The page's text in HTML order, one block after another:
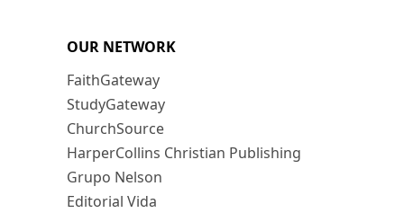
OUR NETWORK
FaithGateway
StudyGateway
ChurchSource
HarperCollins Christian Publishing
Grupo Nelson
Editorial Vida